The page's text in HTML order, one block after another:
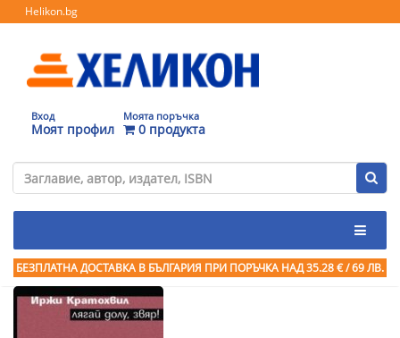
Helikon.bg
Вход
Моят профил
Моята поръчка
0 продукта
БЕЗПЛАТНА ДОСТАВКА В БЪЛГАРИЯ ПРИ ПОРЪЧКА НАД 35.28 € / 69 ЛВ.